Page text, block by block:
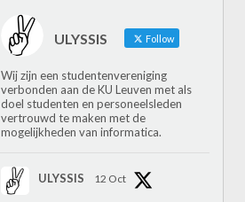
ULYSSIS Follow
Wij zijn een studentenvereniging
verbonden aan de KU Leuven met als
doel studenten en personeelsleden
vertrouwd te maken met de
mogelijkheden van informatica.
ULYSSIS 12 Oct